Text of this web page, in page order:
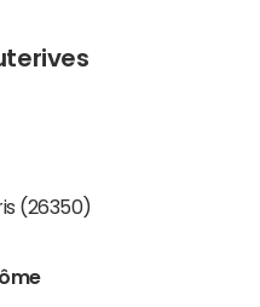
(26350)